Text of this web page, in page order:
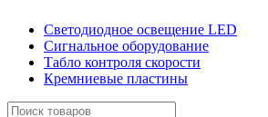
Светодиодное освещение LED
Сигнальное оборудование
Табло контроля скорости
Кремниевые пластины
Найти: